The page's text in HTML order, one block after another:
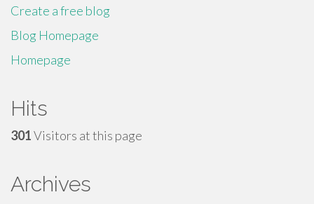
Create a free blog
Blog Homepage
Homepage
Hits
301Visitors at this page
Archives